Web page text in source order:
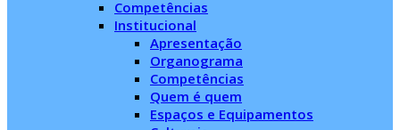
Competências
Institucional
Apresentação
Organograma
Competências
Quem é quem
Espaços e Equipamentos